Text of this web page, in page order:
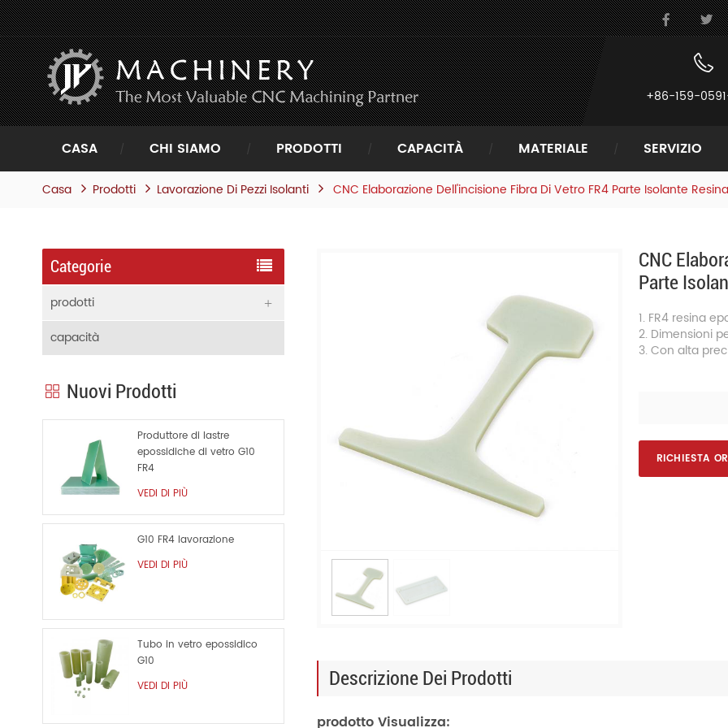
+86-159-
CASA CHI SIAMO PRODOTTI CAPACITÀ MATERIALE SERVIZIO
Casa Prodotti Lavorazione Di Pezzi Isolanti CNC Elaborazione Dell'incisione Fibra Di Vetro FR4 Parte Isolante
CNC
Parte
1. FR4 resina
2. Dimensioni
3. Con alta
RICHIESTA
Descrizione Dei Prodotti
prodotto Visualizza:
Categorie
prodotti
capacità
Nuovi Prodotti
Produttore di lastre
epossidiche di vetro G10
FR4
VEDI DI PIÙ
G10 FR4 lavorazione
VEDI DI PIÙ
Tubo in vetro epossidico
G10
VEDI DI PIÙ